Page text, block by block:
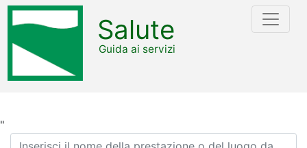
"
Salute
Guida ai servizi
Ricerca